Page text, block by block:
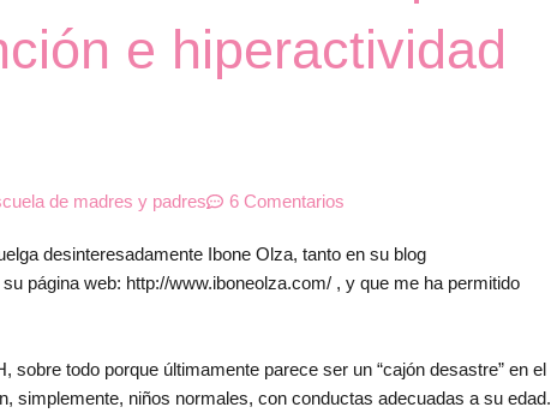
e hiperactividad
de madres y padres 6 Comentarios
desinteresadamente Ibone Olza, tanto en su blog
página web: http://www.iboneolza.com/ , y que me ha permitido
sobre todo porque últimamente parece ser un “cajón desastre” en el
simplemente, niños normales, con conductas adecuadas a su edad.